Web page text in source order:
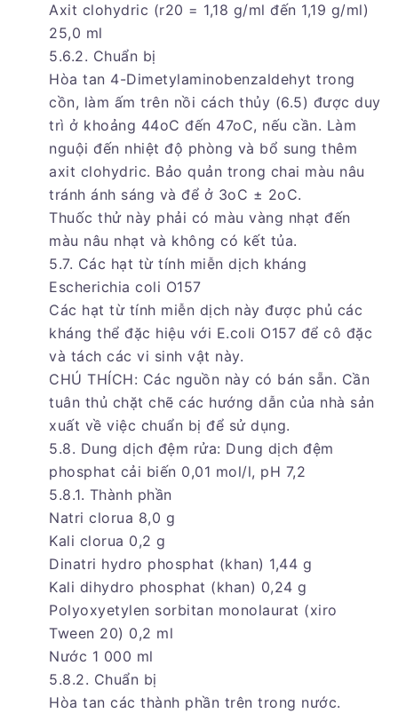
Axit clohydric (r20 = 1,18 g/ml đến 1,19 g/ml)
25,0 ml
5.6.2. Chuẩn bị
Hòa tan 4-Dimetylaminobenzaldehyt trong
cồn, làm ấm trên nồi cách thủy (6.5) được duy
trì ở khoảng 44oC đến 47oC, nếu cần. Làm
nguội đến nhiệt độ phòng và bổ sung thêm
axit clohydric. Bảo quản trong chai màu nâu
tránh ánh sáng và để ở 3oC ± 2oC.
Thuốc thử này phải có màu vàng nhạt đến
màu nâu nhạt và không có kết tủa.
5.7. Các hạt từ tính miễn dịch kháng
Escherichia coli O157
Các hạt từ tính miễn dịch này được phủ các
kháng thể đặc hiệu với E.coli O157 để cô đặc
và tách các vi sinh vật này.
CHÚ THÍCH: Các nguồn này có bán sẵn. Cần
tuân thủ chặt chẽ các hướng dẫn của nhà sản
xuất về việc chuẩn bị để sử dụng.
5.8. Dung dịch đệm rửa: Dung dịch đệm
phosphat cải biến 0,01 mol/l, pH 7,2
5.8.1. Thành phần
Natri clorua 8,0 g
Kali clorua 0,2 g
Dinatri hydro phosphat (khan) 1,44 g
Kali dihydro phosphat (khan) 0,24 g
Polyoxyetylen sorbitan monolaurat (xiro
Tween 20) 0,2 ml
Nước 1 000 ml
5.8.2. Chuẩn bị
Hòa tan các thành phần trên trong nước.